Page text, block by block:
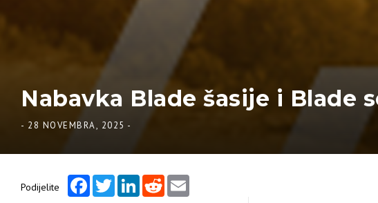
Nabavka Blade šasije i Blade
- 28 NOVEMBRA, 2025 -
Podijelite
FacebookTwitterLinkedInReddit